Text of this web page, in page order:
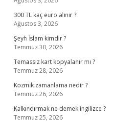
300 TL kaç euro alınır ?
Ağustos 3, 2026
Şeyh İslam kimdir ?
Temmuz 30, 2026
Temassız kart kopyalanır mı ?
Temmuz 28, 2026
Kozmik zamanlama nedir ?
Temmuz 26, 2026
Kalkındırmak ne demek ingilizce ?
Temmuz 25, 2026